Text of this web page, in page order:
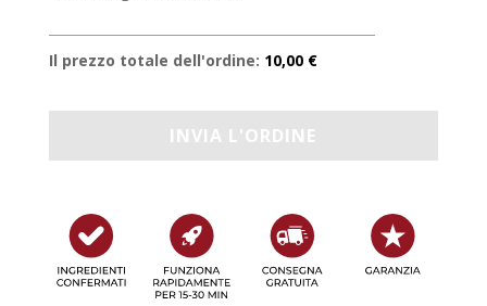
Il prezzo totale dell'ordine: 10,00 €